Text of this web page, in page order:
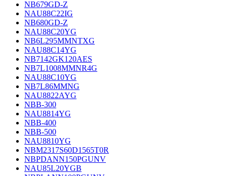
NB679GD-Z
NAU88C22IG
NB680GD-Z
NAU88C20YG
NB6L295MMNTXG
NAU88C14YG
NB7142GK120AES
NB7L1008MMNR4G
NAU88C10YG
NB7L86MMNG
NAU8822AYG
NBB-300
NAU8814YG
NBB-400
NBB-500
NAU8810YG
NBM2317S60D1565T0R
NBPDANN150PGUNV
NAU85L20YGB